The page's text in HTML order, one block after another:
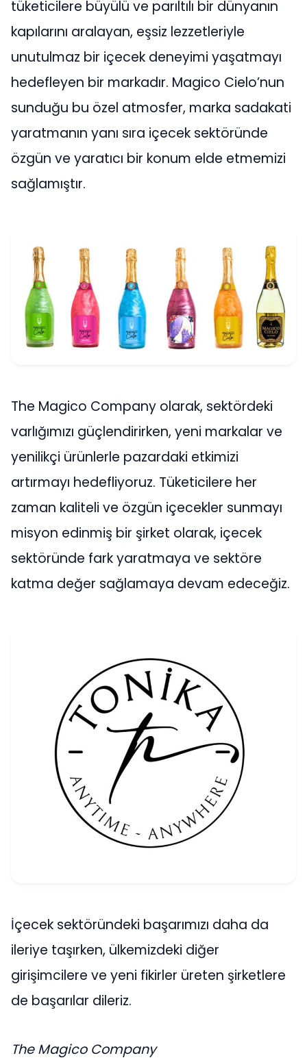
tüketicilere büyülü ve parıltılı bir dünyanın
kapılarını aralayan, eşsiz lezzetleriyle
unutulmaz bir içecek deneyimi yaşatmayı
hedefleyen bir markadır. Magico Cielo’nun
sunduğu bu özel atmosfer, marka sadakati
yaratmanın yanı sıra içecek sektöründe
özgün ve yaratıcı bir konum elde etmemizi
sağlamıştır.
The Magico Company olarak, sektördeki
varlığımızı güçlendirirken, yeni markalar ve
yenilikçi ürünlerle pazardaki etkimizi
artırmayı hedefliyoruz. Tüketicilere her
zaman kaliteli ve özgün içecekler sunmayı
misyon edinmiş bir şirket olarak, içecek
sektöründe fark yaratmaya ve sektöre
katma değer sağlamaya devam edeceğiz.
İçecek sektöründeki başarımızı daha da
ileriye taşırken, ülkemizdeki diğer
girişimcilere ve yeni fikirler üreten şirketlere
de başarılar dileriz.
The Magico Company